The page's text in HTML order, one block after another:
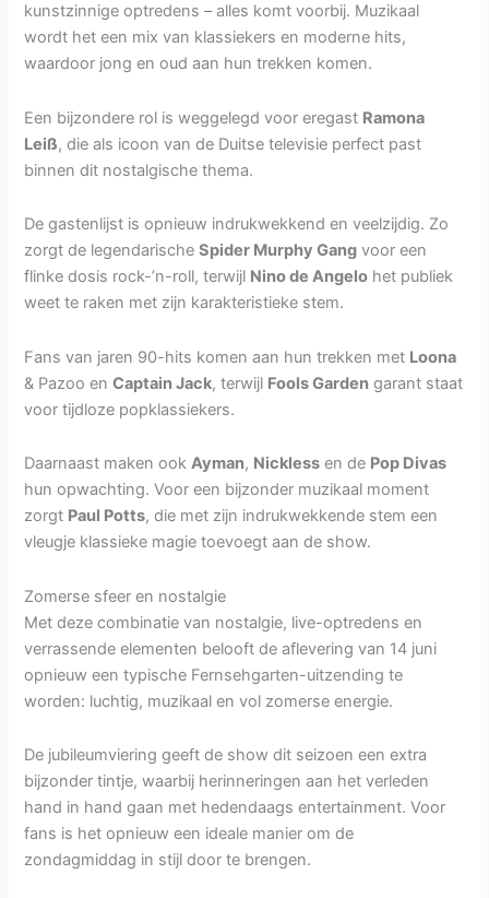
kunstzinnige optredens – alles komt voorbij. Muzikaal
wordt het een mix van klassiekers en moderne hits,
waardoor jong en oud aan hun trekken komen.
Een bijzondere rol is weggelegd voor eregast Ramona
Leiß, die als icoon van de Duitse televisie perfect past
binnen dit nostalgische thema.
De gastenlijst is opnieuw indrukwekkend en veelzijdig. Zo
zorgt de legendarischeSpider Murphy Gang voor een
flinke dosis rock-’n-roll, terwijl Nino de Angelo het publiek
weet te raken met zijn karakteristieke stem.
Fans van jaren 90-hits komen aan hun trekken met Loona
& Pazoo enCaptain Jack, terwijl Fools Garden garant staat
voor tijdloze popklassiekers.
Daarnaast maken ookAyman, Nickless en de Pop Divas
hun opwachting. Voor een bijzonder muzikaal moment
zorgt Paul Potts, die met zijn indrukwekkende stem een
vleugje klassieke magie toevoegt aan de show.
Zomerse sfeer en nostalgie
Met deze combinatie van nostalgie, live-optredens en
verrassende elementen belooft de aflevering van 14 juni
opnieuw een typische Fernsehgarten-uitzending te
worden: luchtig, muzikaal en vol zomerse energie.
De jubileumviering geeft de show dit seizoen een extra
bijzonder tintje, waarbij herinneringen aan het verleden
hand in hand gaan met hedendaags entertainment. Voor
fans is het opnieuw een ideale manier om de
zondagmiddag in stijl door te brengen.